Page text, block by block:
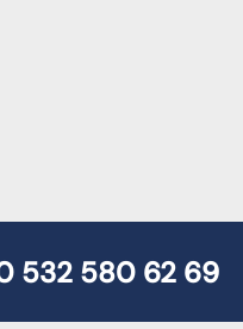
532 580 62 69